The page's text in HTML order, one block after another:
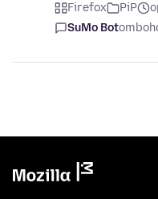
Firefox PiP
SuMo Bot